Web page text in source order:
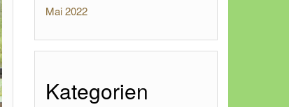
Mai 2022
Kategorien